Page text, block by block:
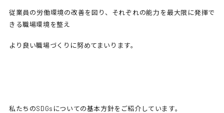
従業員の労働環境の改善を図り、それぞれの能力を最大限に発揮で
きる職場環境を整え
より良い職場づくりに努めてまいります。
私たちのSDGsについての基本方針をご紹介しています。